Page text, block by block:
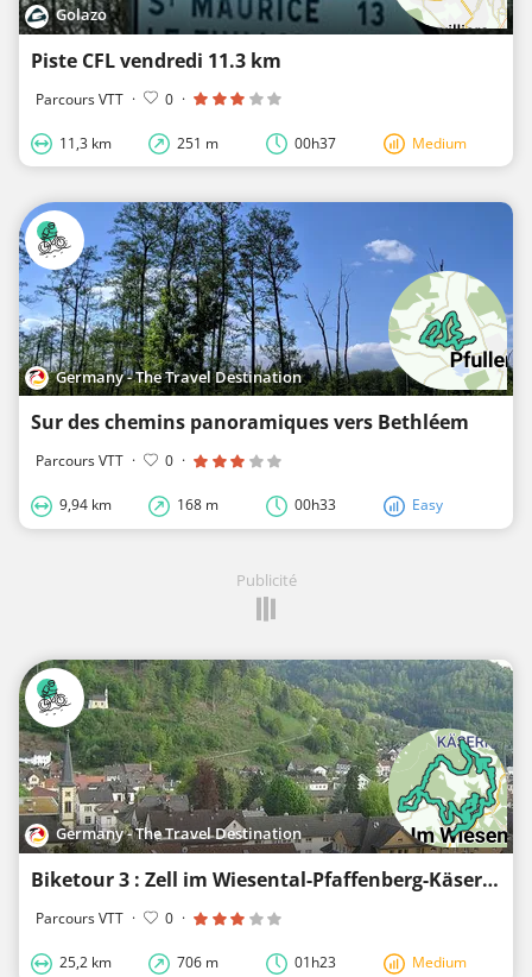
Golazo
Piste CFL vendredi 11.3 km
Parcours VTT · 0 ·
11,3 km 251 m 00h37 Medium
Germany - The Travel Destination
Sur des chemins panoramiques vers Bethléem
Parcours VTT · 0 ·
9,94 km 168 m 00h33 Easy
Publicité
Germany - The Travel Destination
Biketour 3 : Zell im Wiesental-Pfaffenberg-Käsern-Adelsberg-Schänzle-Zell im Wiesental
Parcours VTT · 0 ·
25,2 km 706 m 01h23 Medium